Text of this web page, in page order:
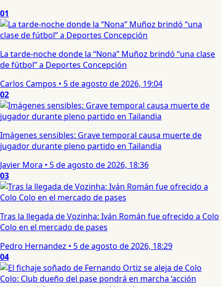
01
La tarde-noche donde la “Nona” Muñoz brindó “una clase
de fútbol” a Deportes Concepción
Carlos Campos • 5 de agosto de 2026, 19:04
02
Imágenes sensibles: Grave temporal causa muerte de
jugador durante pleno partido en Tailandia
Javier Mora • 5 de agosto de 2026, 18:36
03
Tras la llegada de Vozinha: Iván Román fue ofrecido a Colo
Colo en el mercado de pases
Pedro Hernandez • 5 de agosto de 2026, 18:29
04